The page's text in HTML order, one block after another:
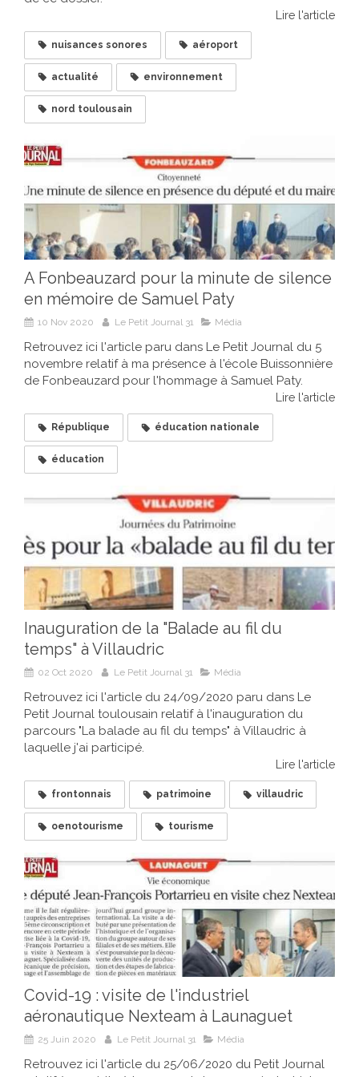
Lire l'article
nuisances sonores aéroport
actualité environnement
nord toulousain
A Fonbeauzard pour la minute de silence
en mémoire de Samuel Paty
10 Nov 2020 Le Petit Journal 31 Média
Retrouvez ici l'article paru dans Le Petit Journal du 5
novembre relatif à ma présence à l'école Buissonnière
de Fonbeauzard pour l'hommage à Samuel Paty.
Lire l'article
République éducation nationale
éducation
Inauguration de la "Balade au fil du
temps" à Villaudric
02 Oct 2020 Le Petit Journal 31 Média
Retrouvez ici l'article du 24/09/2020 paru dans Le
Petit Journal toulousain relatif à l'inauguration du
parcours "La balade au fil du temps" à Villaudric à
laquelle j'ai participé.
Lire l'article
frontonnais patrimoine villaudric
oenotourisme tourisme
Covid-19 : visite de l'industriel
aéronautique Nexteam à Launaguet
25 Juin 2020 Le Petit Journal 31 Média
Retrouvez ici l'article du 25/06/2020 du Petit Journal